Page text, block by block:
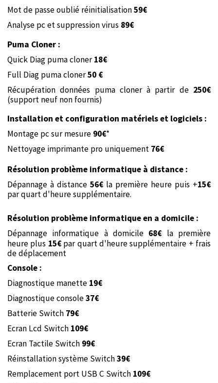
Mot de passe oublié réinitialisation59€
Analyse pc et suppression virus 89€
Puma Cloner :
Quick Diag puma cloner18€
Full Diag puma cloner50 €
Récupération données puma cloner à partir de 250€
(support neuf non fournis)
Installation et configuration matériels et logiciels :
Montage pc sur mesure 90€*
Nettoyage imprimante pro uniquement 76€
Résolution problème informatique à distance :
Dépannage à distance 56€ la première heure puis +15€
par quart d'heure supplémentaire.
Résolution problème informatique en a domicile :
Dépannage informatique à domicile 68€ la première
heure plus 15€par quart d'heure supplémentaire + frais
de déplacement
Console :
Diagnostique manette 19€
Diagnostique console37€
Batterie Switch 79€
Ecran Lcd Switch 109€
Ecran Tactile Switch 99€
Réinstallation système Switch39€
Remplacement port USB C Switch 109€